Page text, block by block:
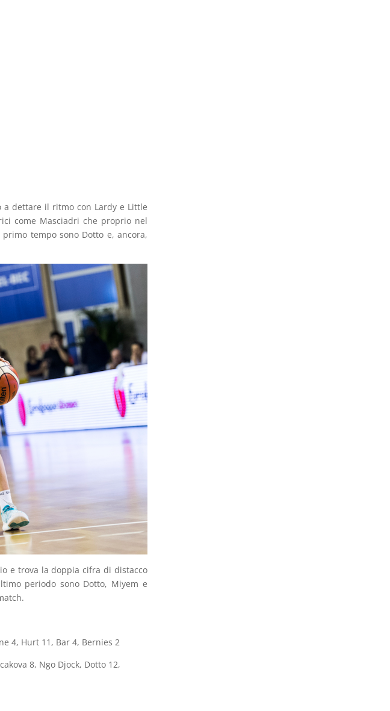
dettare il ritmo con Lardy e Little
come Masciadri che proprio nel
tempo sono Dotto e, ancora,
e trova la doppia cifra di distacco
periodo sono Dotto, Miyem e
4, Hurt 11, Bar 4, Bernies 2
8, Ngo Djock, Dotto 12,